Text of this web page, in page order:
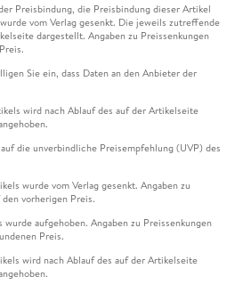
Preisbindung, die Preisbindung dieser Artikel
vom Verlag gesenkt. Die jeweils zutreffende
dargestellt. Angaben zu Preissenkungen
Sie ein, dass Daten an den Anbieter der
wird nach Ablauf des auf der Artikelseite
die unverbindliche Preisempfehlung (UVP) des
wurde vom Verlag gesenkt. Angaben zu
vorherigen Preis.
aufgehoben. Angaben zu Preissenkungen
Preis.
wird nach Ablauf des auf der Artikelseite